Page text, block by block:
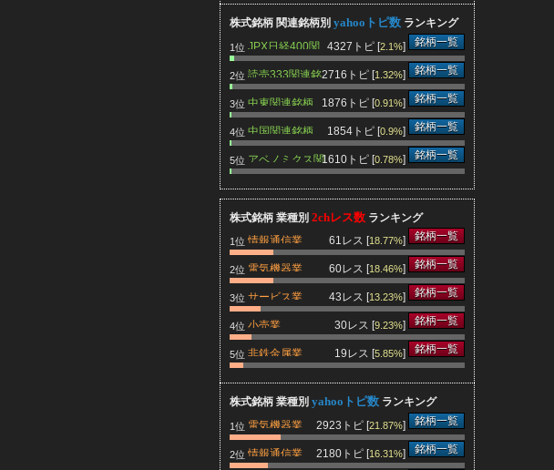
株式銘柄 関連銘柄別 yahooトピ数 ランキング
1位 JPX日経400関
連銘柄
4327トピ [2.1%] 銘柄一覧
2位 読売333関連銘
柄
2716トピ [1.32%] 銘柄一覧
3位 中東関連銘柄 1876トピ [0.91%] 銘柄一覧
4位 中国関連銘柄 1854トピ [0.9%] 銘柄一覧
5位 アベノミクス関
連銘柄
1610トピ [0.78%] 銘柄一覧
株式銘柄 業種別 2chレス数 ランキング
1位 情報通信業 61レス [18.77%] 銘柄一覧
2位 電気機器業 60レス [18.46%] 銘柄一覧
3位 サービス業 43レス [13.23%] 銘柄一覧
4位 小売業 30レス [9.23%] 銘柄一覧
5位 非鉄金属業 19レス [5.85%] 銘柄一覧
株式銘柄 業種別 yahooトピ数 ランキング
1位 電気機器業 2923トピ [21.87%] 銘柄一覧
2位 情報通信業 2180トピ [16.31%] 銘柄一覧